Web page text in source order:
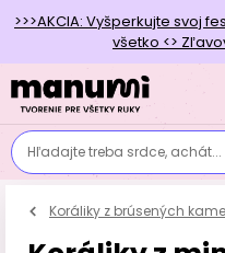
>>>AKCIA: Vyšperkujte svoj
všetko <>
Hľadajte treba srdce, achát...
Koráliky z brúsených